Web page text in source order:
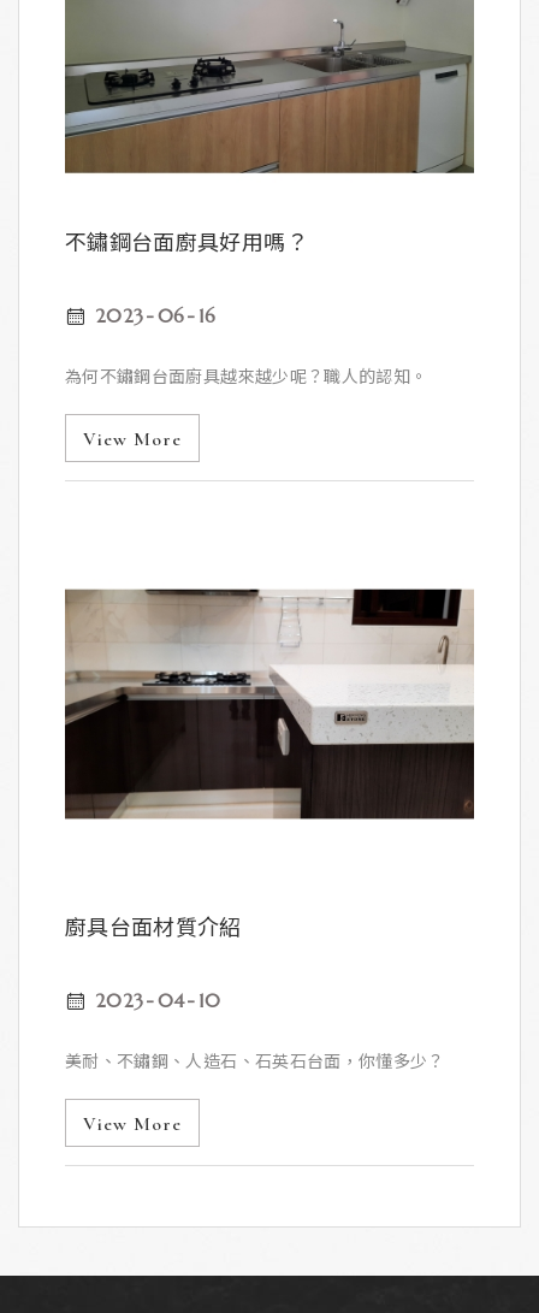
16
06
2023
不鏽鋼台面廚具好用嗎？
為何不鏽鋼台面廚具越來越少呢？職人的認知。
View More
10
04
2023
廚具台面材質介紹
美耐、不鏽鋼、人造石、石英石台面，你懂多少？
View More